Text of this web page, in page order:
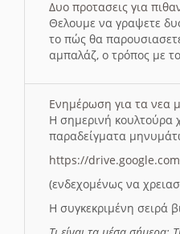
Δυο προτασεις για
Θελουμε να γραψετε
το πώς θα
αμπαλάζ, ο τρόπος με
Ενημέρωση για τα νεα
Η σημερινή κουλτούρα
παραδείγματα
https://
(ενδεχομένως να
Η συγκεκριμένη σειρά